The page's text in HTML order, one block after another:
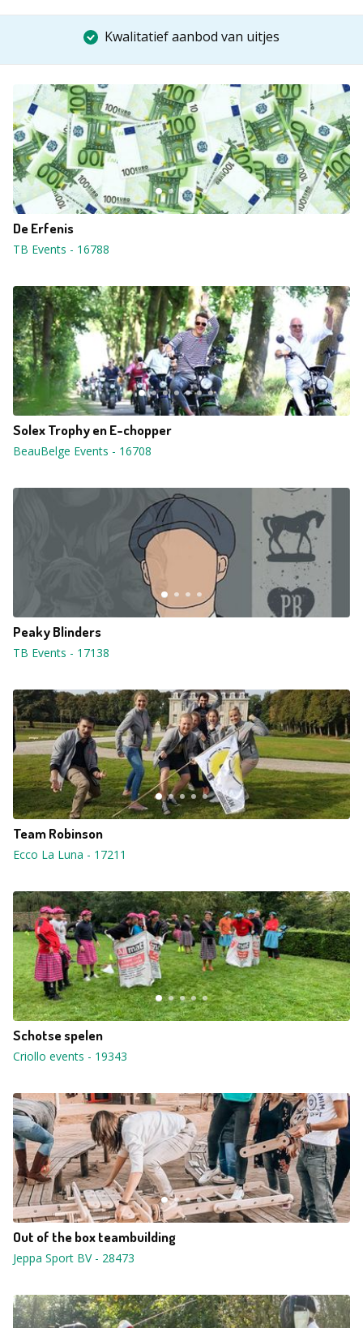
Kwalitatief aanbod van uitjes
De Erfenis
TB Events - 16788
Solex Trophy en E-chopper
BeauBelge Events - 16708
Peaky Blinders
TB Events - 17138
Team Robinson
Ecco La Luna - 17211
Schotse spelen
Criollo events - 19343
Out of the box teambuilding
Jeppa Sport BV- 28473